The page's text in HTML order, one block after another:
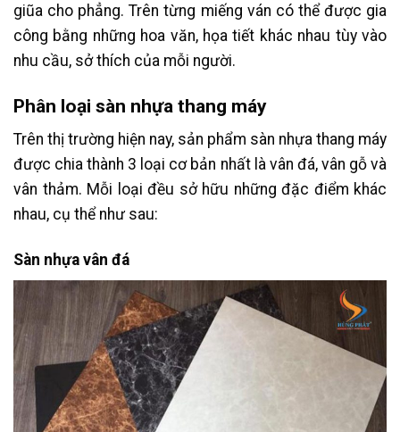
giũa cho phẳng. Trên từng miếng ván có thể được gia
công bằng những hoa văn, họa tiết khác nhau tùy vào
nhu cầu, sở thích của mỗi người.
Phân loại sàn nhựa thang máy
Trên thị trường hiện nay, sản phẩm sàn nhựa thang máy
được chia thành 3 loại cơ bản nhất là vân đá, vân gỗ và
vân thảm. Mỗi loại đều sở hữu những đặc điểm khác
nhau, cụ thể như sau:
Sàn nhựa vân đá